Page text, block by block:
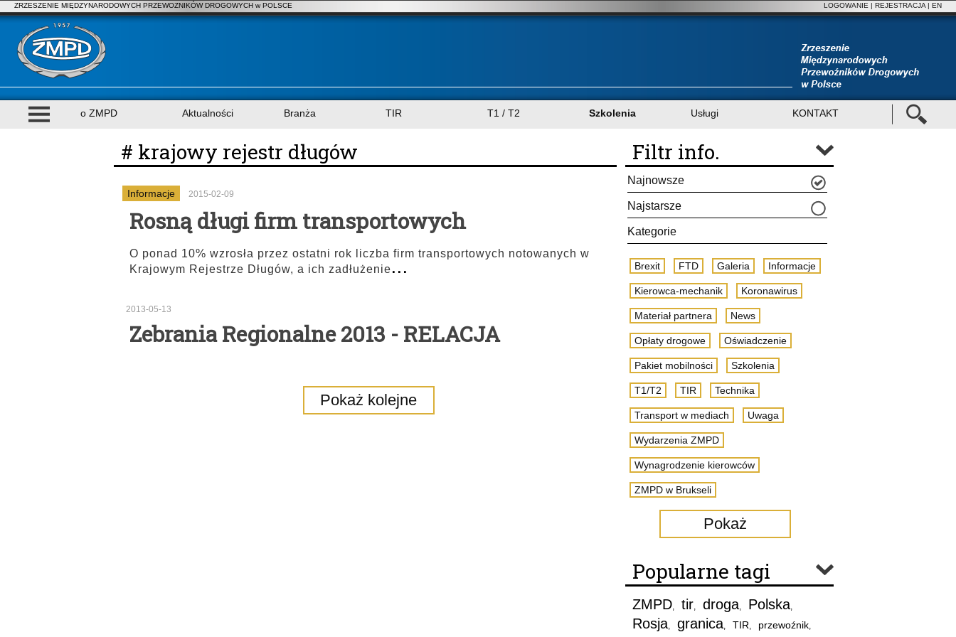
ZRZESZENIE MIĘDZYNARODOWYCH PRZEWOZNIKÓW DROGOWYCH w POLSCE LOGOWANIE | REJESTRACJA | EN
o ZMPD Aktualności Branża TIR T1 / T2 Szkolenia Usługi KONTAKT
# krajowy rejestr długów
Informacje 2015-02-09
Rosną długi firm transportowych
O ponad 10% wzrosła przez ostatni rok liczba firm transportowych notowanych w
Krajowym Rejestrze Długów, a ich zadłużenie...
2013-05-13
Zebrania Regionalne 2013 - RELACJA
Pokaż kolejne
Filtr info.
Najnowsze
Najstarsze
Kategorie
Brexit FTD Galeria Informacje
Kierowca-mechanik Koronawirus
Materiał partnera News
Opłaty drogowe Oświadczenie
Pakiet mobilności Szkolenia
T1/T2 TIR Technika
Transport w mediach Uwaga
Wydarzenia ZMPD
Wynagrodzenie kierowców
ZMPD w Brukseli
Pokaż
Popularne tagi
ZMPD, tir, droga, Polska,
Rosja, granica, TIR, przewoźnik,